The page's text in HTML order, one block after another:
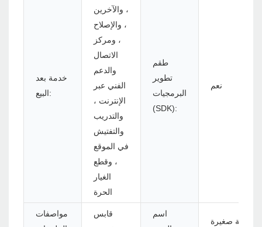
خدمة بعد
البيع:
، والآخرين
، والإصلاح
، ومركز
الاتصال
والدعم
الفني عبر
الإنترنت ،
والتدريب
والتفتيش
في الموقع
، وقطع
الغيار
الحرة
طقم
تطوير
البرمجيات
(SDK):
نعم
مواصفات
قابس
اسم
محمولة صغيرة